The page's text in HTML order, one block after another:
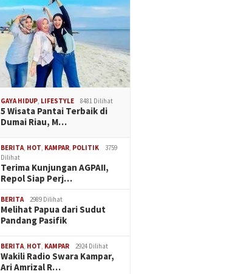
GAYA HIDUP, LIFESTYLE 8481 Dilihat
5 Wisata Pantai Terbaik di
Dumai Riau, M…
BERITA, HOT, KAMPAR, POLITIK
3759
Dilihat
Terima Kunjungan AGPAII,
Repol Siap Perj…
BERITA 2989 Dilihat
Melihat Papua dari Sudut
Pandang Pasifik
BERITA, HOT, KAMPAR 2924 Dilihat
Wakili Radio Swara Kampar,
Ari Amrizal R…